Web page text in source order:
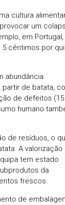
cultura
um
em Portugal,
cêntimos por
abundância
de batata,
de defeitos (15
humano
de resíduos, o
A valorização
tem estado
da
frescos.
de